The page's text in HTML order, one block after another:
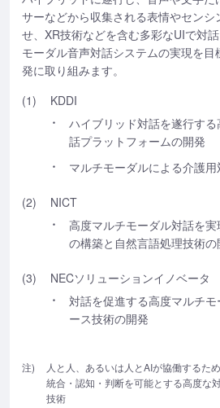
サーなどから収集される表情やセンシ
せ、XR技術などを含む多彩なUIで対
モーダル音声対話システムの実現を
発に取り組みます。
(1)
KDDI
ハイブリッド対話を遂行す
話プラットフォームの開発
マルチモーダルによる介護
(2)
NICT
高度マルチモーダル対話を
の構築と自然言語処理技術の
(3)
NECソリューションイノベータ
対話を促進する高度マルチ
ース技術の開発
注)
人と人、あるいは人とAIが協働するた
統合・認知・判断を可能とする高度な
技術